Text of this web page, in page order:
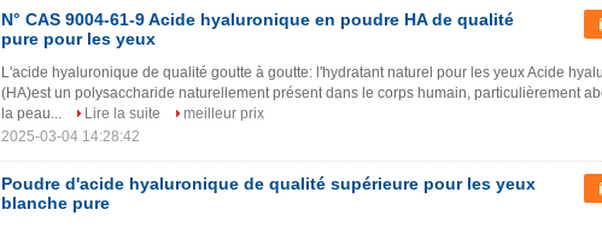
N° CAS 9004-61-9 Acide hyaluronique en poudre HA de qualité
pure pour les yeux
L'acide hyaluronique de qualité goutte à goutte: l'hydratant naturel pour les yeux Acide
(HA)est un polysaccharide naturellement présent dans le corps humain, particulièrement
la peau...
Lire la suite
meilleur prix
2025-03-04 14:28:42
Poudre d'acide hyaluronique de qualité supérieure pour les yeux
blanche pure